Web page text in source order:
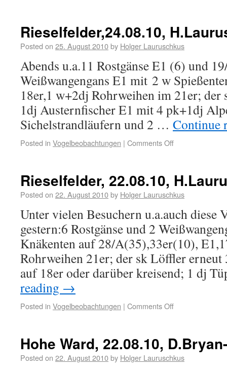
Rieselfelder,24.08.10,
Posted on 25. August 2010by Holger Lauruschkus
Abends u.a.11 Rostgänse E1 (6) und
Weißwangengans E1 mit 2 w
18er,1 w+2dj Rohrweihen im 21er;
1dj Austernfischer E1 mit 4 pk+1dj
Sichelstrandläufern und 2 … Continue
Posted in Vogelbeobachtungen | Comments Off
Rieselfelder, 22.08.10,
Posted on 22. August 2010by Holger Lauruschkus
Unter vielen Besuchern u.a.auch diese
gestern:6 Rostgänse und 2
Knäkenten auf 28/A(35),33er(10),
Rohrweihen 21er; der sk Löffler
auf 18er oder darüber kreisend; 1 dj
reading →
Posted in Vogelbeobachtungen | Comments Off
Hohe Ward, 22.08.10,
Posted on 22. August 2010by Holger Lauruschkus